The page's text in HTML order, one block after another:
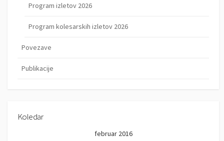
Program izletov 2026
Program kolesarskih izletov 2026
Povezave
Publikacije
Koledar
februar 2016